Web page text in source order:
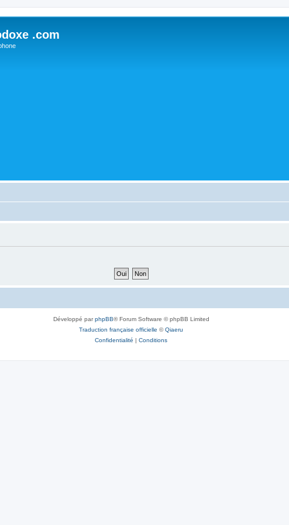
.com
Développé parphpBB® Forum Software © phpBB Limited
Traduction française officielle ©Qiaeru
Confidentialité | Conditions